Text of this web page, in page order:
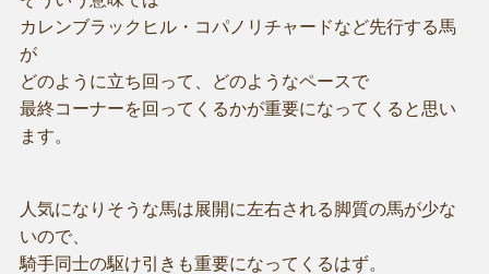
カレンブラックヒル・コパノリチャードなど先行する馬
が
どのように立ち回って、どのようなペースで
最終コーナーを回ってくるかが重要になってくると思い
ます。
人気になりそうな馬は展開に左右される脚質の馬が少な
いので、
騎手同士の駆け引きも重要になってくるはず。